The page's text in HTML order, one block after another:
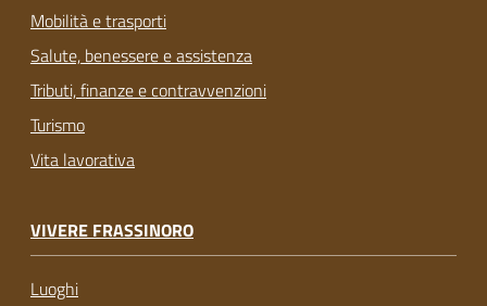
Mobilità e trasporti
Salute, benessere e assistenza
Tributi, finanze e contravvenzioni
Turismo
Vita lavorativa
VIVERE FRASSINORO
Luoghi